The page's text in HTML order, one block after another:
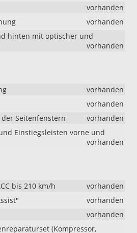
vorhanden
vorhanden
hinten mit optischer und
vorhanden
vorhanden
vorhanden
Seitenfenstern
vorhanden
Einstiegsleisten vorne und
vorhanden
bis 210 km/h
vorhanden
vorhanden
vorhanden
(Kompressor,